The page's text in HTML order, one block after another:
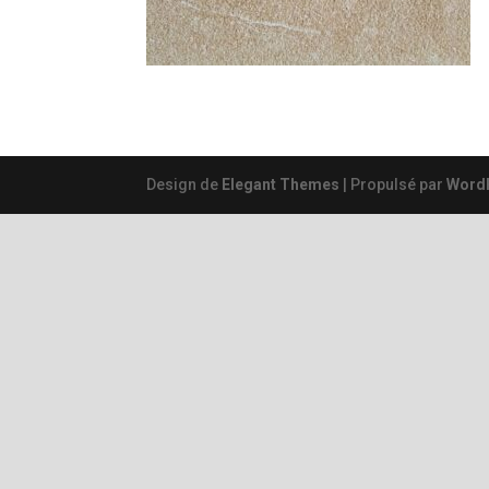
Design de Elegant Themes | Propulsé par